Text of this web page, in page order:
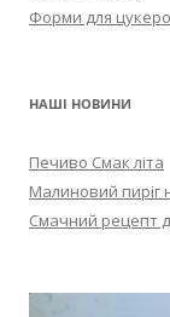
Форми для
НАШІ НОВИНИ
Печиво Смак літа
Малиновий пиріг
Смачний рецепт